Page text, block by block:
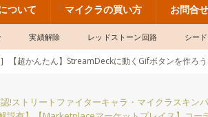
ついて マイクラの買い方 お問合せ
実績解除 レッドストーン回路 シー
【超かんたん】StreamDeckに動くGifボタンを作ろ
] 【超かんたん！】StreamDeckのボタンの作り方！「
認!ストリートファイターキャラ・マイクラスキン